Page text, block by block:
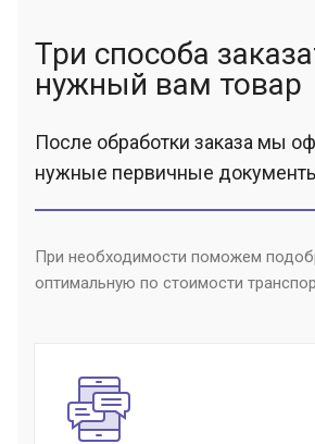
Три способа
нужный вам товар
После обработки заказа мы
нужные первичные
При необходимости поможем
оптимальную по стоимости